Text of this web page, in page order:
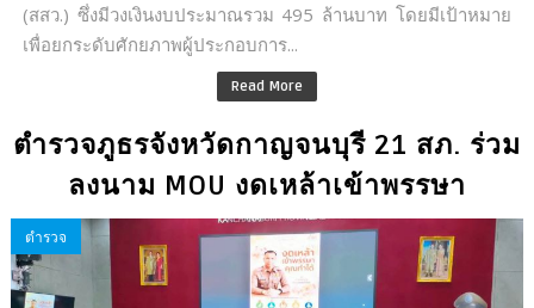
(สสว.) ซึ่งมีวงเงินงบประมาณรวม 495 ล้านบาท โดยมีเป้าหมาย
เพื่อยกระดับศักยภาพผู้ประกอบการ...
Read More
ตำรวจภูธรจังหวัดกาญจนบุรี 21 สภ. ร่วม
ลงนาม MOU งดเหล้าเข้าพรรษา
ตำรวจ